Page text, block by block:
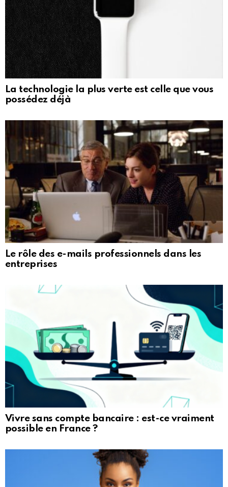
La technologie la plus verte est celle que vous
possédez déjà
Le rôle des e-mails professionnels dans les
entreprises
Vivre sans compte bancaire : est-ce vraiment
possible en France ?